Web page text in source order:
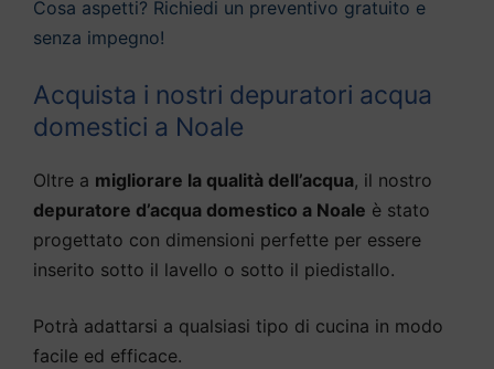
Cosa aspetti? Richiedi un preventivo gratuito e
senza impegno!
Acquista i nostri depuratori acqua
domestici a Noale
Oltre a migliorare la qualità dell’acqua, il nostro
depuratore d’acqua domestico a Noale è stato
progettato con dimensioni perfette per essere
inserito sotto il lavello o sotto il piedistallo.
Potrà adattarsi a qualsiasi tipo di cucina in modo
facile ed efficace.